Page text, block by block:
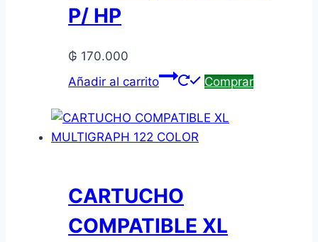
P/ HP
₲ 170.000
Añadir al carrito
Comprar
CARTUCHO
COMPATIBLE XL